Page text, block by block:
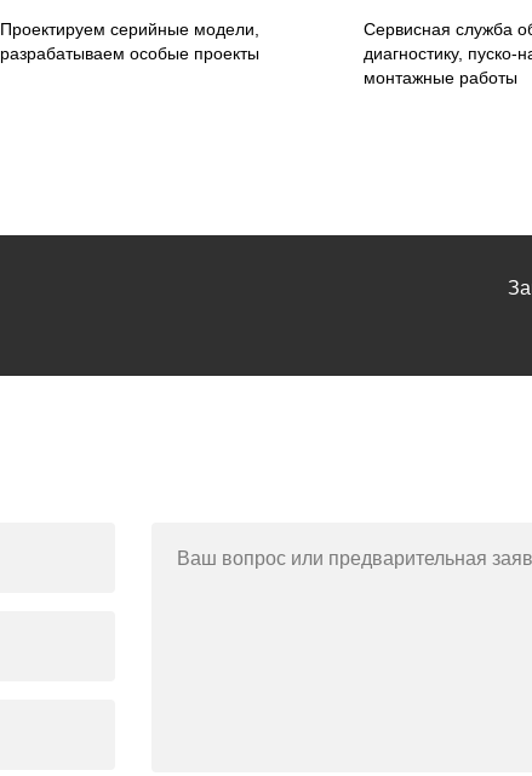
Проектируем серийные модели,
разрабатываем особые проекты
Сервисная служба
диагностику, пуско-
монтажные работы
Ваш вопрос или предварительная